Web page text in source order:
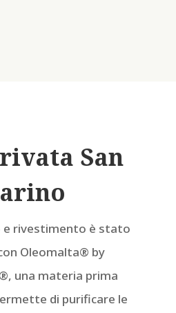
San
e rivestimento è stato
Oleomalta® by
®, una materia prima
di purificare le